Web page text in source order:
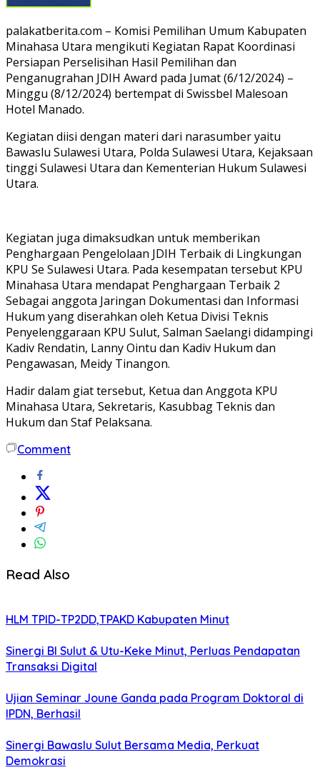
palakatberita.com – Komisi Pemilihan Umum Kabupaten
Minahasa Utara mengikuti Kegiatan Rapat Koordinasi
Persiapan Perselisihan Hasil Pemilihan dan
Penganugrahan JDIH Award pada Jumat (6/12/2024) –
Minggu (8/12/2024) bertempat di Swissbel Malesoan
Hotel Manado.
Kegiatan diisi dengan materi dari narasumber yaitu
Bawaslu Sulawesi Utara, Polda Sulawesi Utara, Kejaksaan
tinggi Sulawesi Utara dan Kementerian Hukum Sulawesi
Utara.
Kegiatan juga dimaksudkan untuk memberikan
Penghargaan Pengelolaan JDIH Terbaik di Lingkungan
KPU Se Sulawesi Utara. Pada kesempatan tersebut KPU
Minahasa Utara mendapat Penghargaan Terbaik 2
Sebagai anggota Jaringan Dokumentasi dan Informasi
Hukum yang diserahkan oleh Ketua Divisi Teknis
Penyelenggaraan KPU Sulut, Salman Saelangi didampingi
Kadiv Rendatin, Lanny Ointu dan Kadiv Hukum dan
Pengawasan, Meidy Tinangon.
Hadir dalam giat tersebut, Ketua dan Anggota KPU
Minahasa Utara, Sekretaris, Kasubbag Teknis dan
Hukum dan Staf Pelaksana.
Comment
Read Also
HLM TPID-TP2DD,TPAKD Kabupaten Minut
Sinergi BI Sulut & Utu-Keke Minut, Perluas Pendapatan
Transaksi Digital
Ujian Seminar Joune Ganda pada Program Doktoral di
IPDN, Berhasil
Sinergi Bawaslu Sulut Bersama Media, Perkuat
Demokrasi